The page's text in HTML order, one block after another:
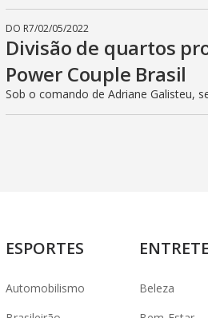
DO R7/02/05/2022
Divisão de quartos
Power Couple Brasil
Sob o comando de Adriane Galisteu,
ESPORTES
Automobilismo
Beleza